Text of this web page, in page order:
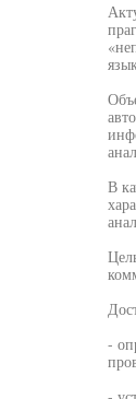
В
-